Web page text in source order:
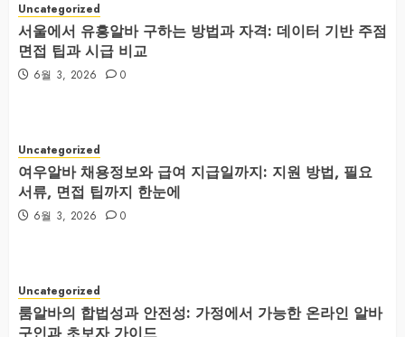
Uncategorized
서울에서 유흥알바 구하는 방법과 자격: 데이터 기반 주점
면접 팁과 시급 비교
6월 3, 2026 0
Uncategorized
여우알바 채용정보와 급여 지급일까지: 지원 방법, 필요
서류, 면접 팁까지 한눈에
6월 3, 2026 0
Uncategorized
룸알바의 합법성과 안전성: 가정에서 가능한 온라인 알바